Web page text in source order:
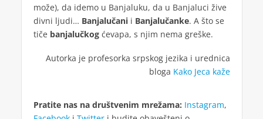
može), da idemo u Banjaluku, da u Banjaluci žive
divni ljudi… Banjalučanii Banjalučanke. A što se
tiče banjalučkogćevapa, s njim nema greške.
Autorka je profesorka srpskog jezika i urednica
bloga Kako Jeca kaže
Pratite nas na društvenim mrežama: Instagram,